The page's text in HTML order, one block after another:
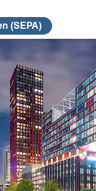
(SEPA)